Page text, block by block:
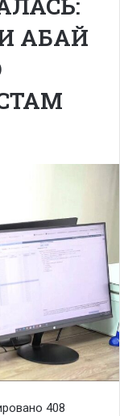
АБАЙ
408